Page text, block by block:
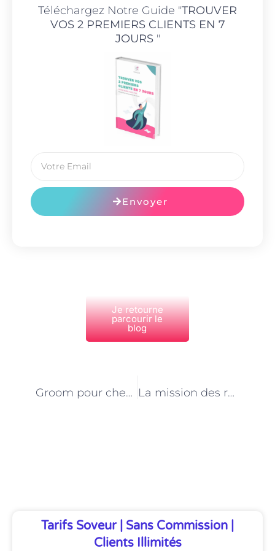
Téléchargez Notre Guide "TROUVER
VOS 2 PREMIERS CLIENTS EN 7
JOURS"
Envoyer
Je retourne
parcourir le
blog
Groom pour chevaux à Paris : les coulisses de l’écurie La mission des renardiers parisiens : assurer la cohabitation avec les renards sauvages
Tarifs Soveur | Sans Commission |
Clients Illimités